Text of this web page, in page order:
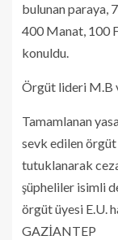
bulunan paraya,
400 Manat, 100
konuldu.
Örgüt lideri M.B
Tamamlanan
sevk edilen
tutuklanarak
şüpheliler isimli
örgüt üyesi E.U.
GAZİANTEP